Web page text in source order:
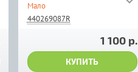
Мало
440269087R
1 100 р.
КУПИТЬ